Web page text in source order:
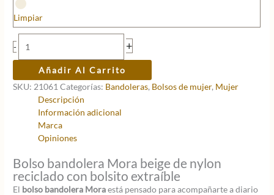
era:
49,90 €.39,92 €.
Limpiar
-
bandolera
cantidad
+
Añadir Al Carrito
SKU: 21061 Categorías: Bandoleras, Bolsos de mujer, Mujer
Descripción
Información adicional
Marca
Opiniones
Bolso bandolera Mora beige de nylon
reciclado con bolsito extraíble
El bolso bandolera Moraestá pensado para acompañarte a diario